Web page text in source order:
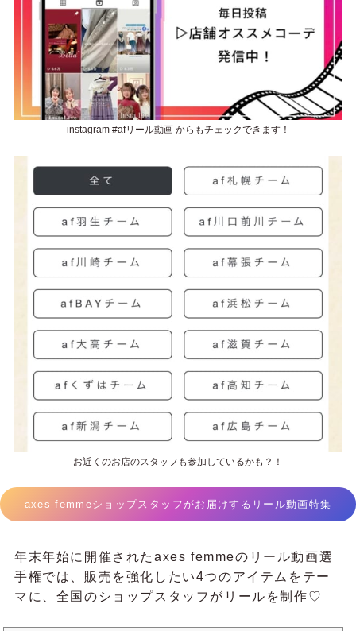
instagram #afリール動画 からもチェックできます！
お近くのお店のスタッフも参加しているかも？！
axes femmeショップスタッフがお届けするリール動画特集
年末年始に開催されたaxes femmeのリール動画選
手権では、販売を強化したい4つのアイテムをテー
マに、全国のショップスタッフがリールを制作♡